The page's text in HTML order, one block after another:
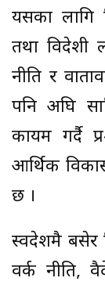
यसका लागि
तथा विदेशी
नीति र
पनि अघि
कायम गर्दै
आर्थिक
छ ।
स्वदेशमै बसेर
वर्क नीति,